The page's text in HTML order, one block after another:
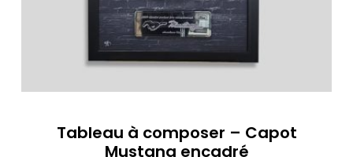
Tableau à composer – Capot
Mustang encadré